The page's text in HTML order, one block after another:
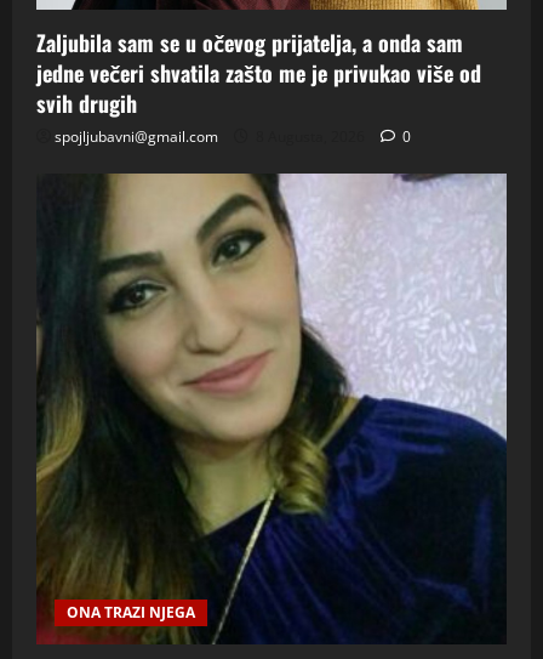
Zaljubila sam se u očevog prijatelja, a onda sam
jedne večeri shvatila zašto me je privukao više od
svih drugih
spojljubavni@gmail.com 0
ONA TRAZI NJEGA